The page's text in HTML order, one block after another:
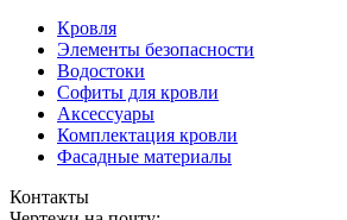
Кровля
Элементы безопасности
Водостоки
Софиты для кровли
Аксессуары
Комплектация кровли
Фасадные материалы
Контакты